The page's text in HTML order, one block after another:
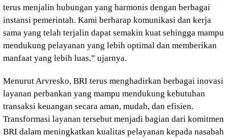
terus menjalin hubungan yang harmonis dengan berbagai
instansi pemerintah. Kami berharap komunikasi dan kerja
sama yang telah terjalin dapat semakin kuat sehingga mampu
mendukung pelayanan yang lebih optimal dan memberikan
manfaat yang lebih luas,” ujarnya.
Menurut Arvresko, BRI terus menghadirkan berbagai inovasi
layanan perbankan yang mampu mendukung kebutuhan
transaksi keuangan secara aman, mudah, dan efisien.
Transformasi layanan tersebut menjadi bagian dari komitmen
BRI dalam meningkatkan kualitas pelayanan kepada nasabah